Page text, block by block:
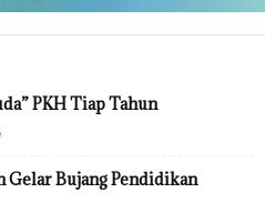
PKH Tiap Tahun
Gelar Bujang Pendidikan